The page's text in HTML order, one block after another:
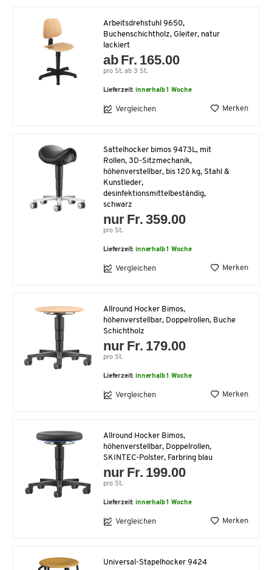
Arbeitsdrehstuhl 9650,
Buchenschichtholz, Gleiter, natur
lackiert
ab Fr. 165.00
pro St. ab 3 St.
Lieferzeit:innerhalb 1 Woche
Vergleichen Merken
Sattelhocker bimos 9473L, mit
Rollen, 3D-Sitzmechanik,
höhenverstellbar, bis 120 kg, Stahl &
Kunstleder,
desinfektionsmittelbeständig,
schwarz
nur Fr. 359.00
pro St.
Lieferzeit:innerhalb 1 Woche
Vergleichen Merken
Allround Hocker Bimos,
höhenverstellbar, Doppelrollen, Buche
Schichtholz
nur Fr. 179.00
pro St.
Lieferzeit:innerhalb 1 Woche
Vergleichen Merken
Allround Hocker Bimos,
höhenverstellbar, Doppelrollen,
SKINTEC-Polster, Farbring blau
nur Fr. 199.00
pro St.
Lieferzeit:innerhalb 1 Woche
Vergleichen Merken
Universal-Stapelhocker 9424